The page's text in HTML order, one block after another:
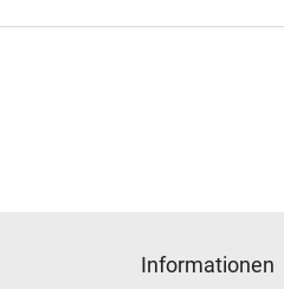
Informationen